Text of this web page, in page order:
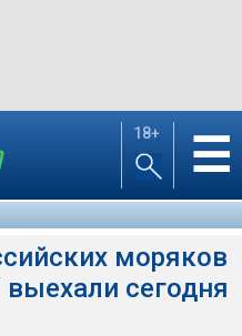
18+ ☰
моряков
сегодня